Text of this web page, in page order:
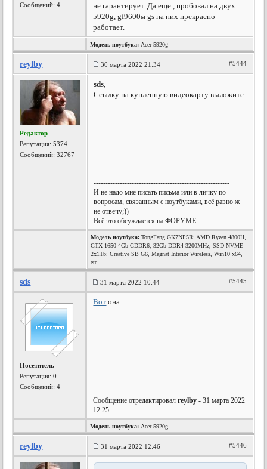
Сообщений: 4
не гарантирует. Да еще , пробовал на двух
5920g, gf9600м gs на них прекрасно
работает.
Модель ноутбука: Acer 5920g
reylby 30 марта 2022 21:34 #5444
Редактор
Репутация:5374
Сообщений: 32767
sds,
Ссылку на купленную видеокарту выложите.
---------------------------------------------------------
И не надо мне писать письма или в личку по
вопросам, связанным с ноутбуками, всё равно ж
не отвечу;))
Всё это обсуждается на ФОРУМЕ.
Модель ноутбука: TongFang GK7NP5R: AMD Ryzen 4800H,
GTX 1650 4Gb GDDR6, 32Gb DDR4-3200MHz, SSD NVME
2x1Tb; Creative SB G6, Magnat Interior Wireless, Win10 x64,
etc.
sds 31 марта 2022 10:44 #5445
Посетитель
Репутация:0
Сообщений: 4
Вот она.
Сообщение отредактировалreylby - 31 марта 2022
12:25
Модель ноутбука: Acer 5920g
reylby 31 марта 2022 12:46 #5446